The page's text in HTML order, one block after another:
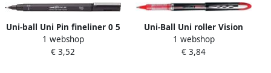
Uni-ball Uni Pin fineliner 0 5
mm ronde punt donkergrijs
1 webshop
€ 3,52
Uni-Ball Uni roller Vision
Elite 200 en 205 0 4 mm
rood
1 webshop
€ 3,84